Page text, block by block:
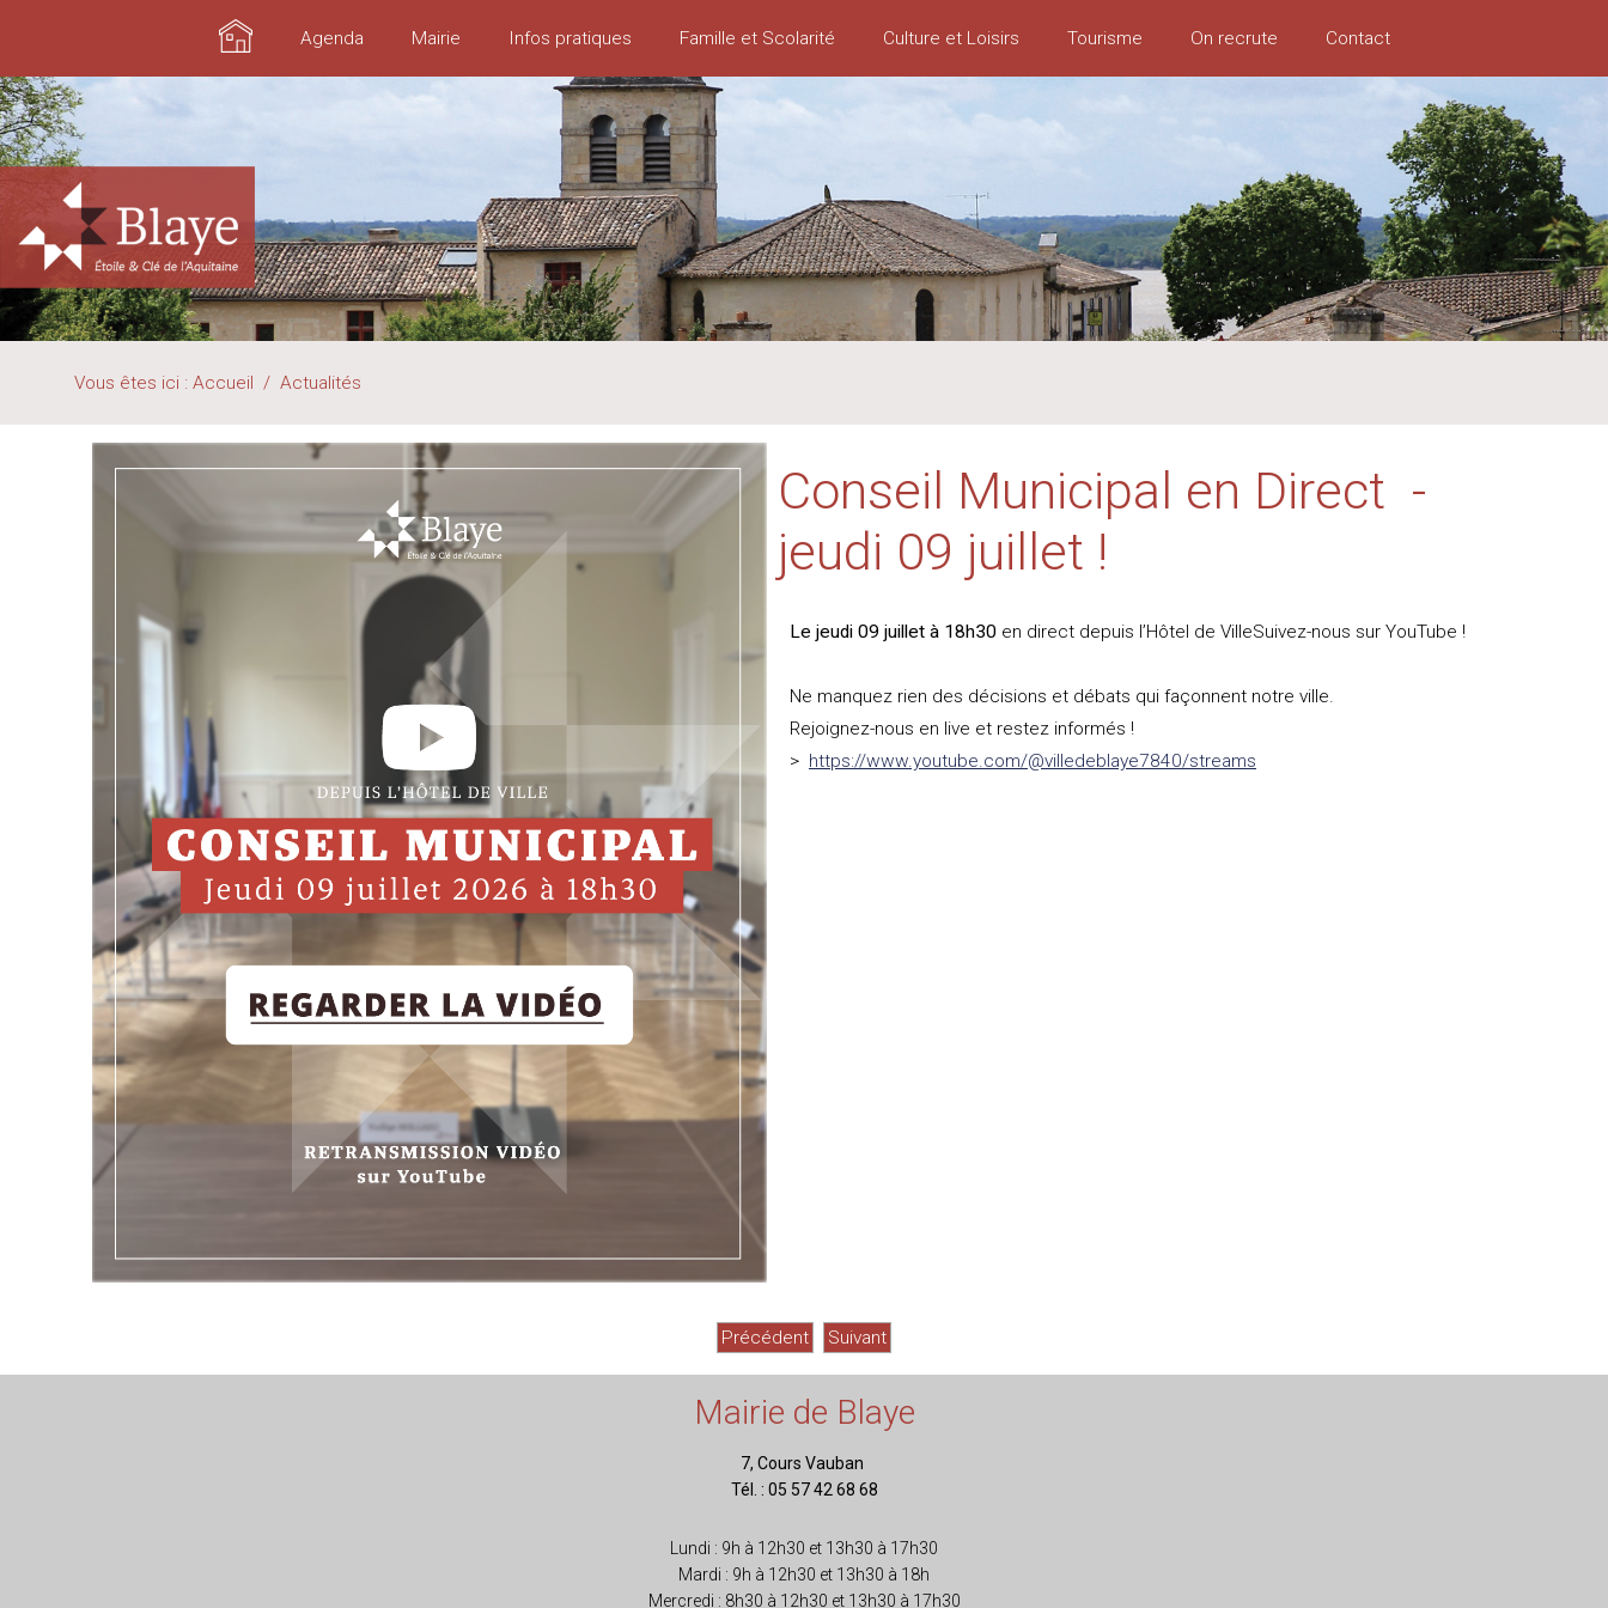
Accueil Agenda Mairie Infos pratiques Famille et Scolarité Culture et Loisirs Tourisme On recrute Contact
Vous êtes ici : Accueil / Actualités
Conseil Municipal en Direct -
jeudi 09 juillet !
Le jeudi 09 juillet à 18h30 en direct depuis l’Hôtel de VilleSuivez-nous sur YouTube !
Ne manquez rien des décisions et débats qui façonnent notre ville.
Rejoignez-nous en live et restez informés !
> https://www.youtube.com/@villedeblaye7840/streams
Précédent Suivant
Mairie de Blaye
7, Cours Vauban
Tél. : 05 57 42 68 68
Lundi : 9h à 12h30 et 13h30 à 17h30
Mardi : 9h à 12h30 et 13h30 à 18h
Mercredi : 8h30 à 12h30 et 13h30 à 17h30